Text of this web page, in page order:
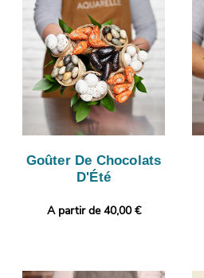
Goûter De Chocolats
D'Été
A partir de 40,00 €